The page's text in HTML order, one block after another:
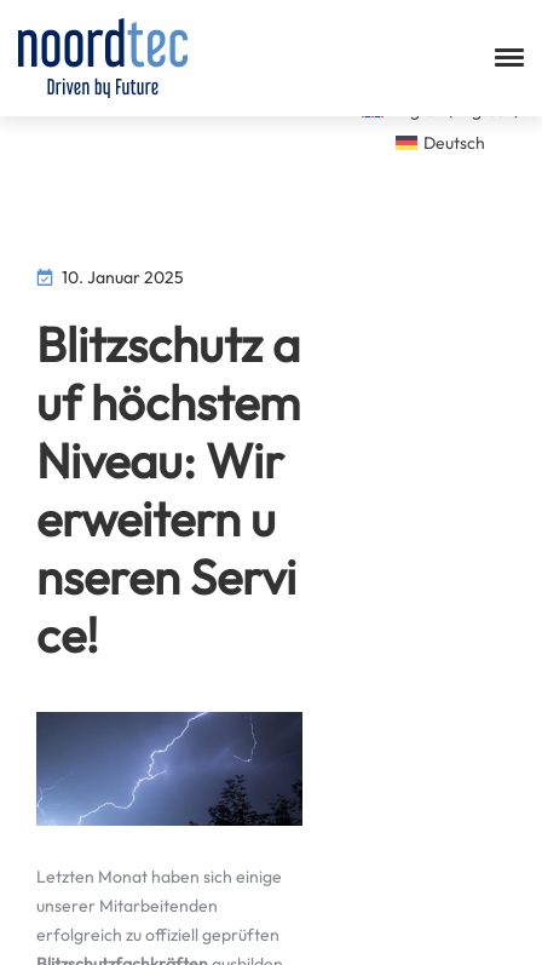
10. Januar 2025
Blitzschutz a
uf höchstem
Niveau: Wir
erweitern u
nseren Servi
ce!
Letzten Monat haben sich einige
unserer Mitarbeitenden
erfolgreich zu offiziell geprüften
Deutsch